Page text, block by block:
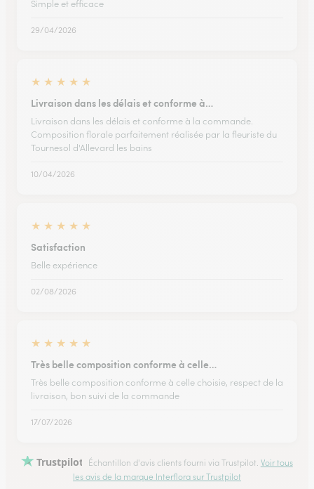
Simple et efficace
29/04/2026
★ ★ ★ ★ ★
Livraison dans les délais et conforme à…
Livraison dans les délais et conforme à la commande.
Composition florale parfaitement réalisée par la fleuriste du
Tournesol d'Allevard les bains
10/04/2026
★ ★ ★ ★ ★
Satisfaction
Belle expérience
02/08/2026
★ ★ ★ ★ ★
Très belle composition conforme à celle…
Très belle composition conforme à celle choisie, respect de la
livraison, bon suivi de la commande
17/07/2026
Trustpilot Échantillon d'avis clients fourni via Trustpilot. Voir tous
les avis de la marque Interflora sur Trustpilot